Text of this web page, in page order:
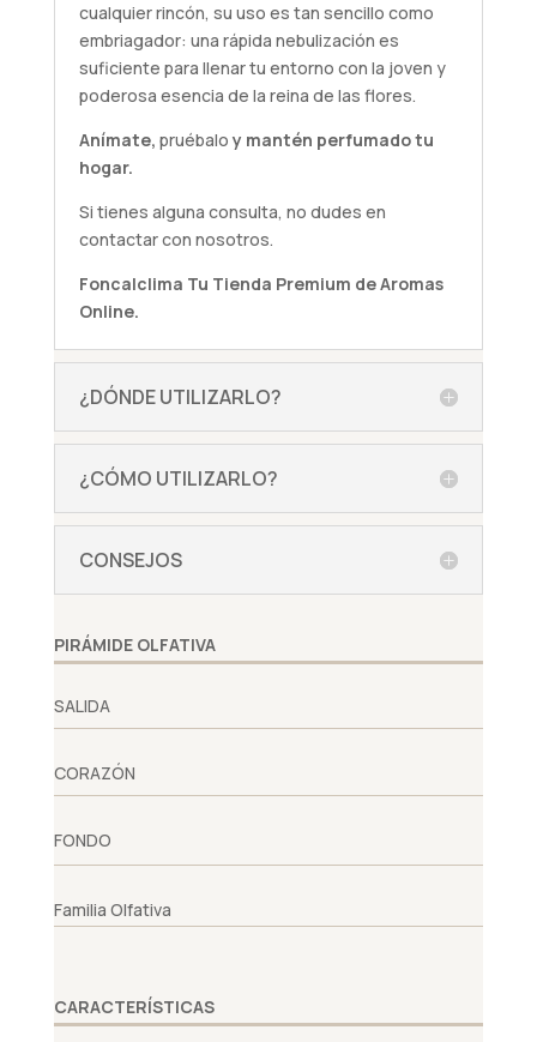
cualquier rincón, su uso es tan sencillo como
embriagador: una rápida nebulización es
suficiente para llenar tu entorno con la joven y
poderosa esencia de la reina de las flores.
Anímate, pruébalo y mantén perfumado tu
hogar.
Si tienes alguna consulta, no dudes en
contactar con nosotros.
Foncalclima Tu Tienda Premium de Aromas
Online.
¿DÓNDE UTILIZARLO?
¿CÓMO UTILIZARLO?
CONSEJOS
PIRÁMIDE OLFATIVA
SALIDA
CORAZÓN
FONDO
Familia Olfativa
CARACTERÍSTICAS